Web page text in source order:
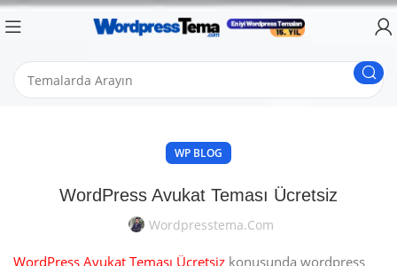
WP BLOG
WordPress Avukat Teması Ücretsiz
Wordpresstema.com
WordPress Avukat Teması Ücretsiz konusunda wordpress